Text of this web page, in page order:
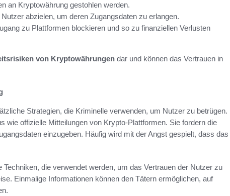
an Kryptowährung gestohlen werden.
abzielen, um deren Zugangsdaten zu erlangen.
zu Plattformen blockieren und so zu finanziellen Verlusten
von Kryptowährungen dar und können das Vertrauen in
Strategien, die Kriminelle verwenden, um Nutzer zu betrügen.
wie offizielle Mitteilungen von Krypto-Plattformen. Sie fordern die
einzugeben. Häufig wird mit der Angst gespielt, dass das
Techniken, die verwendet werden, um das Vertrauen der Nutzer zu
Einmalige Informationen können den Tätern ermöglichen, auf